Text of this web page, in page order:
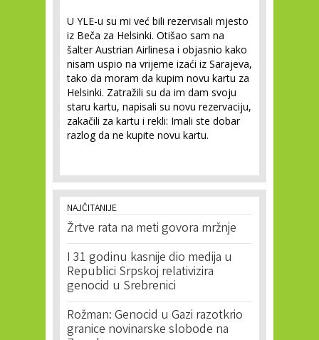
U YLE-u su mi već bili rezervisali mjesto
iz Beča za Helsinki. Otišao sam na
šalter Austrian Airlinesa i objasnio kako
nisam uspio na vrijeme izaći iz Sarajeva,
tako da moram da kupim novu kartu za
Helsinki. Zatražili su da im dam svoju
staru kartu, napisali su novu rezervaciju,
zakačili za kartu i rekli: Imali ste dobar
razlog da ne kupite novu kartu.
NAJČITANIJE
Žrtve rata na meti govora mržnje
I 31 godinu kasnije dio medija u
Republici Srpskoj relativizira
genocid u Srebrenici
Rožman: Genocid u Gazi razotkrio
granice novinarske slobode na